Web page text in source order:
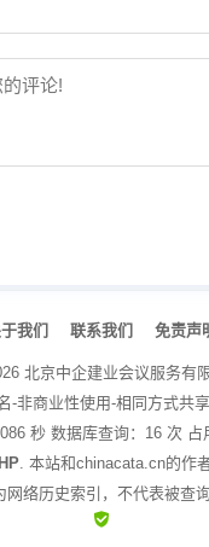
我们 联系我们 免责声
北京中企建业会议服务有
-非商业性使用-相同方式共
秒 数据库查询：16 次 占
. 本站和chinacata.cn的作
络历史索引，不代表被查